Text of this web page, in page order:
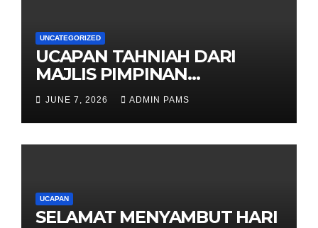
UNCATEGORIZED
UCAPAN TAHNIAH DARI
MAJLIS PIMPINAN
TERTINGGI PAMS DAN
SELURUH WARGA
JUNE 7, 2026 ADMIN PAMS
UCAPAN
SELAMAT MENYAMBUT HARI